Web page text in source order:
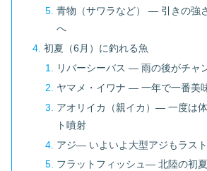
青物（サワラなど） ― 引きの強
へ
初夏（6月）に釣れる魚
リバーシーバス ― 雨の後がチャ
ヤマメ・イワナ ― 一年で一番美
アオリイカ（親イカ）― 一度は
ト噴射
アジ― いよいよ大型アジもラス
フラットフィッシュ― 北陸の初